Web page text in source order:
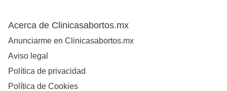
Acerca de Clinicasabortos.mx
Anunciarme en Clinicasabortos.mx
Aviso legal
Política de privacidad
Política de Cookies